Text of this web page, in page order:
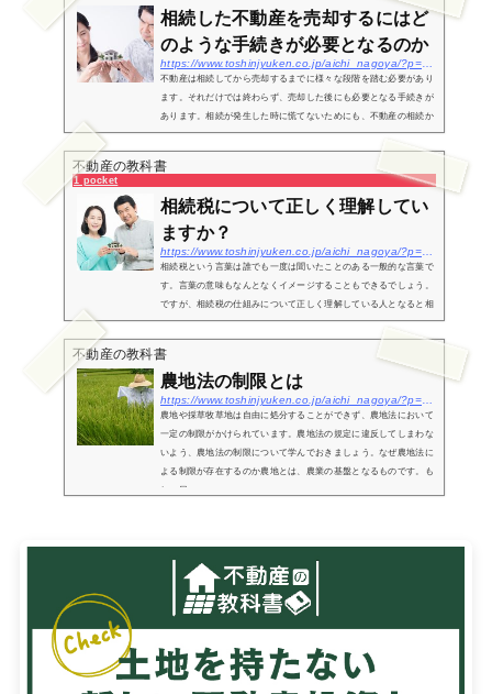
相続した不動産を売却するにはど
のような手続きが必要となるのか
不動産は相続してから売却するまでに様々な段階を踏む必要があり
ます。それだけでは終わらず、売却した後にも必要となる手続きが
あります。相続が発生した時に慌てないためにも、不動産の相続か
ら売却後の流れについて一度確認しておきましょう。遺産分割協議
書を作...
不動産の教科書
1 pocket
相続税について正しく理解してい
ますか？
相続税という言葉は誰でも一度は聞いたことのある一般的な言葉で
す。言葉の意味もなんとなくイメージすることもできるでしょう。
ですが、相続税の仕組みについて正しく理解している人となると相
当少なくなります。そして、いざ実際に相続の場面に直面してしま
った時...
不動産の教科書
農地法の制限とは
農地や採草牧草地は自由に処分することができず、農地法において
一定の制限がかけられています。農地法の規定に違反してしまわな
いよう、農地法の制限について学んでおきましょう。なぜ農地法に
よる制限が存在するのか農地とは、農業の基盤となるものです。も
し、日...